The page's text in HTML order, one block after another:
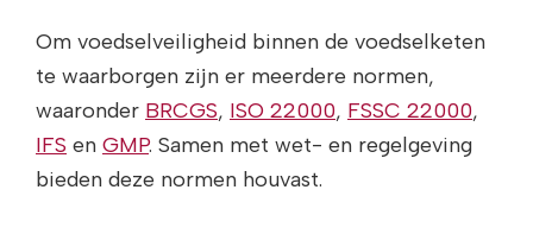
Om voedselveiligheid binnen de voedselketen
te waarborgen zijn er meerdere normen,
waaronder BRCGS, ISO 22000, FSSC 22000,
IFS en GMP. Samen met wet- en regelgeving
bieden deze normen houvast.